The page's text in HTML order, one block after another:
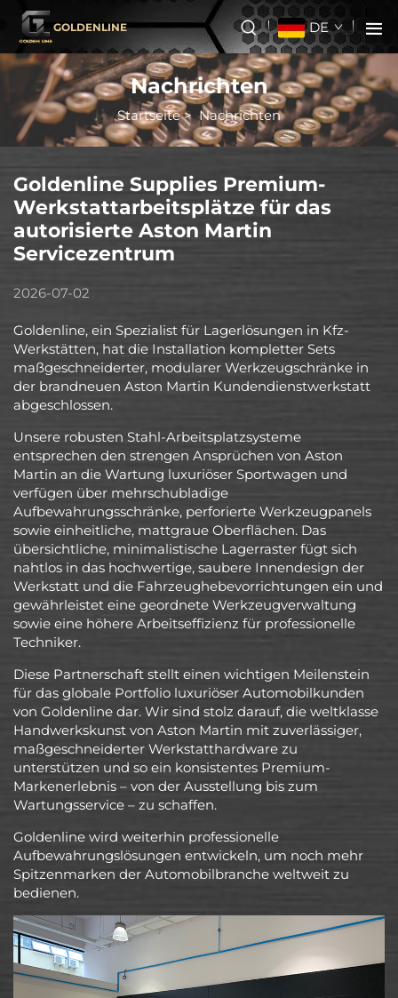
GOLDENLINE DE
Nachrichten
Startseite>Nachrichten
Goldenline Supplies Premium-
Werkstattarbeitsplätze für das
autorisierte Aston Martin
Servicezentrum
2026-07-02
Goldenline, ein Spezialist für Lagerlösungen in Kfz-
Werkstätten, hat die Installation kompletter Sets
maßgeschneiderter, modularer Werkzeugschränke in
der brandneuen Aston Martin Kundendienstwerkstatt
abgeschlossen.
Unsere robusten Stahl-Arbeitsplatzsysteme
entsprechen den strengen Ansprüchen von Aston
Martin an die Wartung luxuriöser Sportwagen und
verfügen über mehrschubladige
Aufbewahrungsschränke, perforierte Werkzeugpanels
sowie einheitliche, mattgraue Oberflächen. Das
übersichtliche, minimalistische Lagerraster fügt sich
nahtlos in das hochwertige, saubere Innendesign der
Werkstatt und die Fahrzeughebevorrichtungen ein und
gewährleistet eine geordnete Werkzeugverwaltung
sowie eine höhere Arbeitseffizienz für professionelle
Techniker.
Diese Partnerschaft stellt einen wichtigen Meilenstein
für das globale Portfolio luxuriöser Automobilkunden
von Goldenline dar. Wir sind stolz darauf, die weltklasse
Handwerkskunst von Aston Martin mit zuverlässiger,
maßgeschneiderter Werkstatthardware zu
unterstützen und so ein konsistentes Premium-
Markenerlebnis – von der Ausstellung bis zum
Wartungsservice – zu schaffen.
Goldenline wird weiterhin professionelle
Aufbewahrungslösungen entwickeln, um noch mehr
Spitzenmarken der Automobilbranche weltweit zu
bedienen.